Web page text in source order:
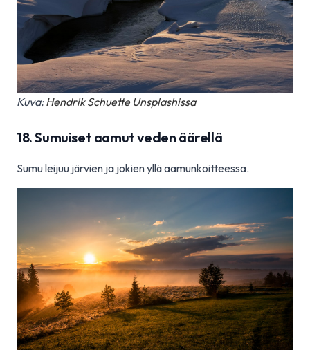
Kuva:Hendrik Schuette Unsplashissa
18. Sumuiset aamut veden äärellä
Sumu leijuu järvien ja jokien yllä aamunkoitteessa.